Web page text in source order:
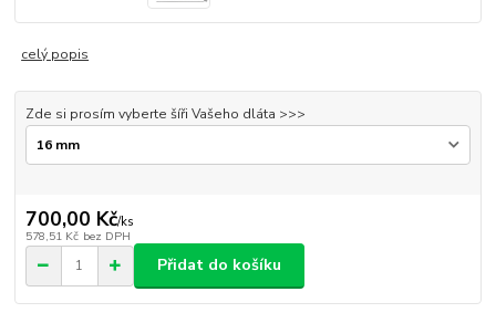
celý popis
Zde si prosím vyberte šíři Vašeho dláta >>>
700,00 Kč/ks
578,51 Kč bez DPH
Přidat do košíku